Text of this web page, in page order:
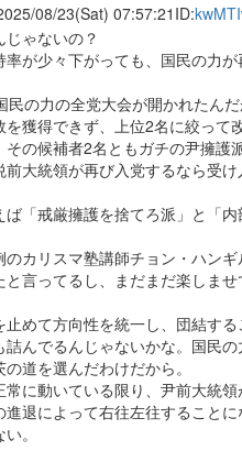
08/23(Sat) 07:57:21 ID:
じゃないの？
が少々下がっても、国民の力が
民の力の全党大会が開かれたん
を獲得できず、上位2名に絞って
その候補者2名ともガチの尹擁
大統領が再び入党するなら受け
ば「戒厳擁護を捨てろ派」と「
のカリスマ塾講師チョン・ハン
言ってるし、まだまだ楽しませ
止めて方向性を統一し、団結す
詰んでるんじゃないかな。国民
道を選んだわけだから。
常に動いている限り、尹前大統
進退によって右往左往すること
。